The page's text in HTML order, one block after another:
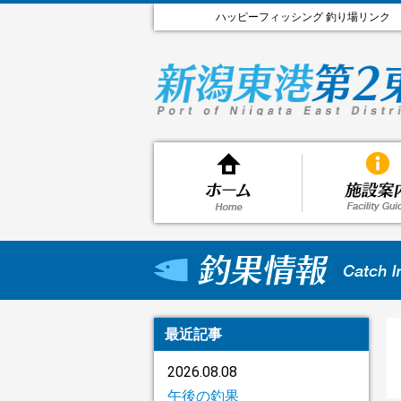
ハッピーフィッシング 釣り場リンク
最近記事
2026.08.08
午後の釣果